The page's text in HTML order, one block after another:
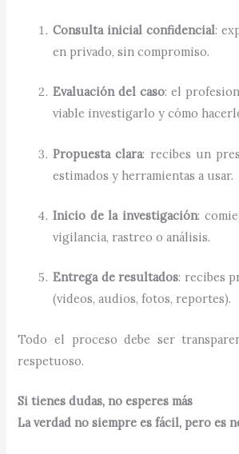
Consulta inicial confidencial:
en privado, sin compromiso.
Evaluación del caso: el
viable investigarlo y cómo
Propuesta clara: recibes un
estimados y herramientas a usar.
Inicio de la investigación:
vigilancia, rastreo o análisis.
Entrega de resultados: recibes
(videos, audios, fotos, reportes).
Todo el proceso debe ser
respetuoso.
Si tienes dudas, no esperes más
La verdad no siempre es fácil, pero es